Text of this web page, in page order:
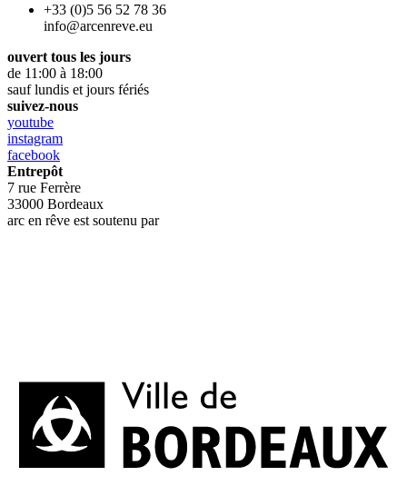
+33 (0)5 56 52 78 36
info@arcenreve.eu
ouvert tous les jours
de 11:00 à 18:00
sauf lundis et jours fériés
suivez-nous
youtube
instagram
facebook
Entrepôt
7 rue Ferrère
33000 Bordeaux
arc en rêve est soutenu par